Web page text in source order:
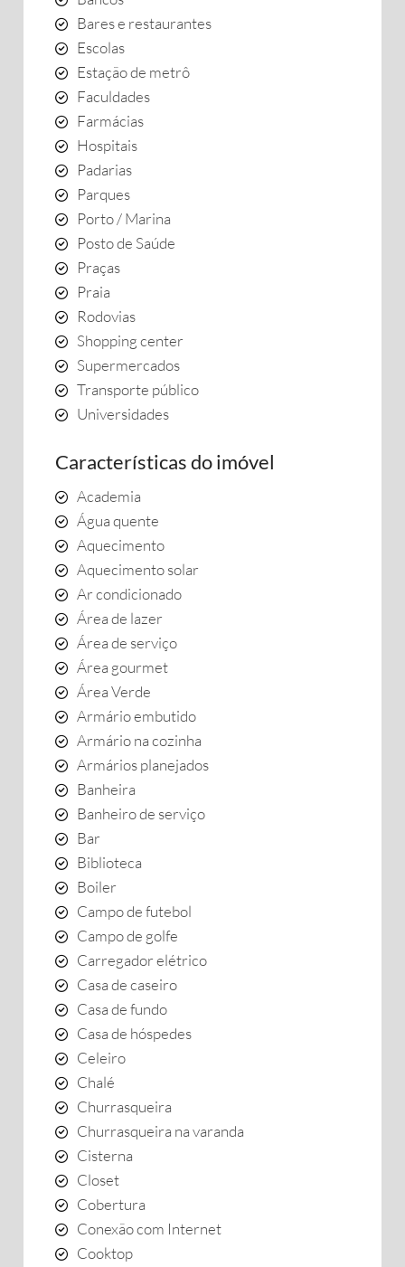
Bares e restaurantes
Escolas
Estação de metrô
Faculdades
Farmácias
Hospitais
Padarias
Parques
Porto / Marina
Posto de Saúde
Praças
Praia
Rodovias
Shopping center
Supermercados
Transporte público
Universidades
Características do imóvel
Academia
Água quente
Aquecimento
Aquecimento solar
Ar condicionado
Área de lazer
Área de serviço
Área gourmet
Área Verde
Armário embutido
Armário na cozinha
Armários planejados
Banheira
Banheiro de serviço
Bar
Biblioteca
Boiler
Campo de futebol
Campo de golfe
Carregador elétrico
Casa de caseiro
Casa de fundo
Casa de hóspedes
Celeiro
Chalé
Churrasqueira
Churrasqueira na varanda
Cisterna
Closet
Cobertura
Conexão com Internet
Cooktop